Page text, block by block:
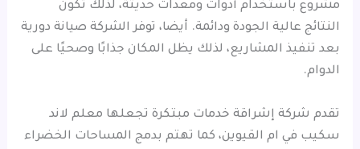
مشروع باستخدام أدوات ومعدات حديثة، لذلك تكون
النتائج عالية الجودة ودائمة. أيضا، توفر الشركة صيانة دورية
بعد تنفيذ المشاريع، لذلك يظل المكان جذابًا وصحيًا على
الدوام.
تقدم شركة إشراقة خدمات مبتكرة تجعلها معلم لاند
سكيب في ام القيوين، كما تهتم بدمج المساحات الخضراء